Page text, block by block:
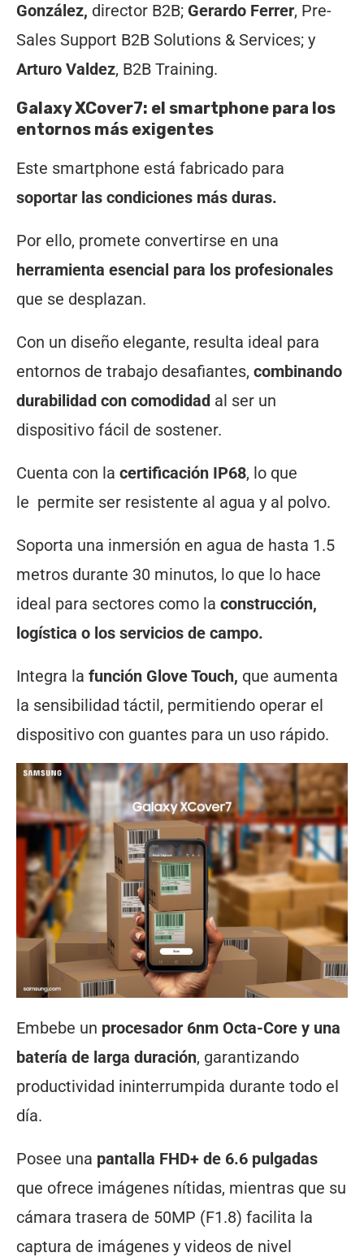
González, director B2B; Gerardo Ferrer, Pre-
Sales Support B2B Solutions & Services; y
Arturo Valdez, B2B Training.
Galaxy XCover7: el smartphone para los
entornos más exigentes
Este smartphone está fabricado para
soportar las condiciones más duras.
Por ello, promete convertirse en una
herramienta esencial para los profesionales
que se desplazan.
Con un diseño elegante, resulta ideal para
entornos de trabajo desafiantes, combinando
durabilidad con comodidad al ser un
dispositivo fácil de sostener.
Cuenta con la certificación IP68, lo que
le permite ser resistente al agua y al polvo.
Soporta una inmersión en agua de hasta 1.5
metros durante 30 minutos, lo que lo hace
ideal para sectores como la construcción,
logística o los servicios de campo.
Integra la función Glove Touch, que aumenta
la sensibilidad táctil, permitiendo operar el
dispositivo con guantes para un uso rápido.
Embebe un procesador 6nm Octa-Core y una
batería de larga duración, garantizando
productividad ininterrumpida durante todo el
día.
Posee una pantalla FHD+ de 6.6 pulgadas
que ofrece imágenes nítidas, mientras que su
cámara trasera de 50MP (F1.8) facilita la
captura de imágenes y videos de nivel